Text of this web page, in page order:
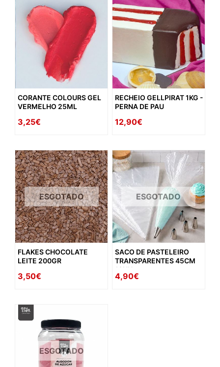
CORANTE COLOURS GEL
VERMELHO 25ML
3,25€
RECHEIO GELLPIRAT 1KG -
PERNA DE PAU
12,90€
ESGOTADO
FLAKES CHOCOLATE
LEITE 200GR
3,50€
ESGOTADO
SACO DE PASTELEIRO
TRANSPARENTES 45CM
10UN
4,90€
ESGOTADO